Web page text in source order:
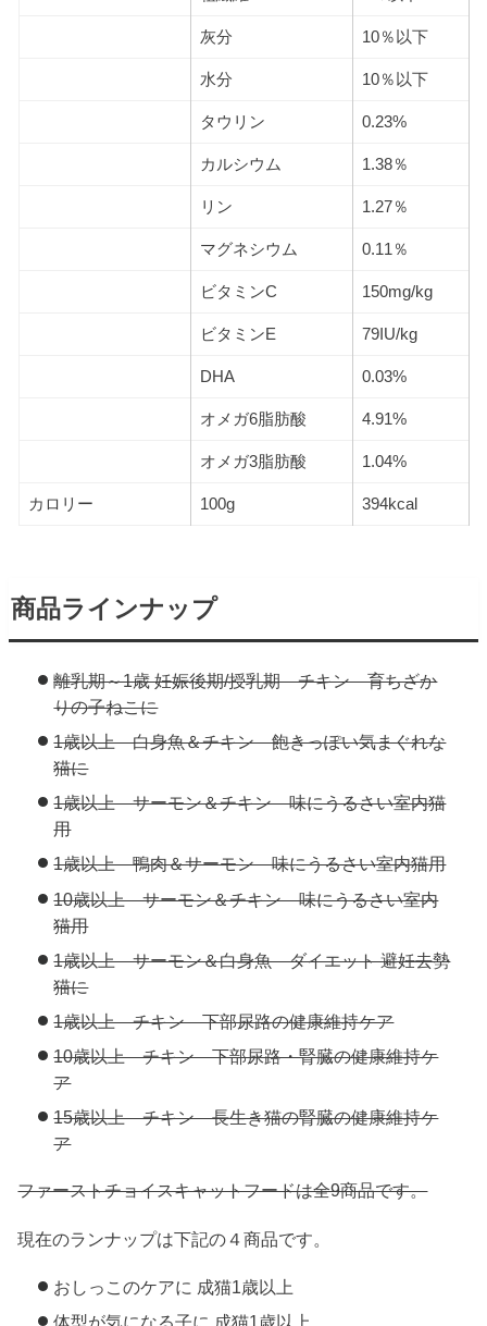
灰分 10％以下
水分 10％以下
タウリン 0.23%
カルシウム 1.38％
リン 1.27％
マグネシウム 0.11％
ビタミンC 150mg/kg
ビタミンE 79IU/kg
DHA 0.03%
オメガ6脂肪酸 4.91%
オメガ3脂肪酸 1.04%
カロリー 100g 394kcal
商品ラインナップ
離乳期～1歳 妊娠後期/授乳期 チキン 育ちざか
りの子ねこに
1歳以上 白身魚＆チキン 飽きっぽい気まぐれな
猫に
1歳以上 サーモン＆チキン 味にうるさい室内猫
用
1歳以上 鴨肉＆サーモン 味にうるさい室内猫用
10歳以上 サーモン＆チキン 味にうるさい室内
猫用
1歳以上 サーモン＆白身魚 ダイエット 避妊去勢
猫に
1歳以上 チキン 下部尿路の健康維持ケア
10歳以上 チキン 下部尿路・腎臓の健康維持ケ
ア
15歳以上 チキン 長生き猫の腎臓の健康維持ケ
ア
ファーストチョイスキャットフードは全9商品です。
現在のランナップは下記の４商品です。
おしっこのケアに 成猫1歳以上
体型が気になる子に 成猫1歳以上